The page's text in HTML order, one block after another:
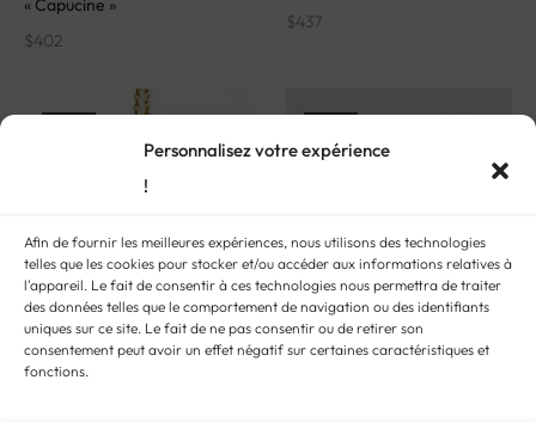
Personnalisez votre expérience
!
Afin de fournir les meilleures expériences, nous utilisons des technologies
telles que les cookies pour stocker et/ou accéder aux informations relatives à
l'appareil. Le fait de consentir à ces technologies nous permettra de traiter
des données telles que le comportement de navigation ou des identifiants
uniques sur ce site. Le fait de ne pas consentir ou de retirer son
consentement peut avoir un effet négatif sur certaines caractéristiques et
fonctions.
$ 402
$ 437
VENDU VENDU